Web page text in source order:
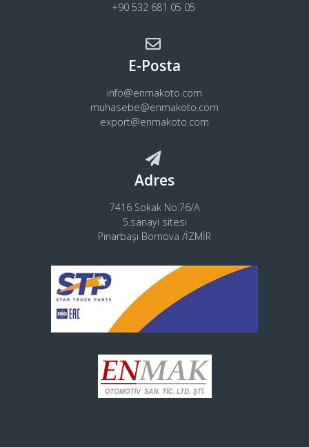
+90 532 681 05 05
E-Posta
info@enmakoto.com
muhasebe@enmakoto.com
export@enmakoto.com
Adres
7416 Sokak No:76/A
5.sanayi sitesi
Pınarbaşı Bornova /İZMİR